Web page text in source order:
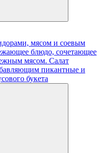
мясом и соевым
блюдо, сочетающее
мясом. Салат
пикантные и
букета